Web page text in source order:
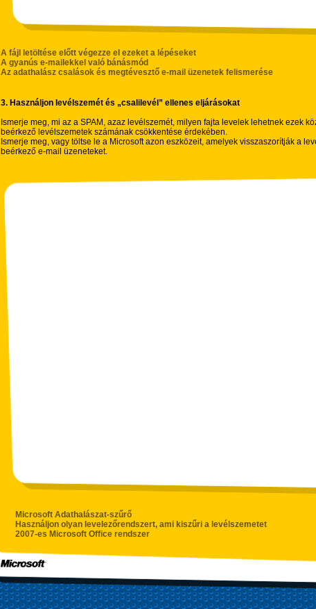
A fájl letöltése előtt végezze el ezeket a lépéseket
A gyanús e-mailekkel való bánásmód
Az adathalász csalások és megtévesztő e-mail üzenetek felismerése
3. Használjon levélszemét és „csalilevél” ellenes eljárásokat
Ismerje meg, mi az a SPAM, azaz levélszemét, milyen fajta levelek lehetnek ezek
beérkező levélszemetek számának csökkentése érdekében.
Ismerje meg, vagy töltse le a Microsoft azon eszközeit, amelyek visszaszorítják a
beérkező e-mail üzeneteket.
Microsoft Adathalászat-szűrő
Használjon olyan levelezőrendszert, ami kiszűri a levélszemetet
2007-es Microsoft Office rendszer